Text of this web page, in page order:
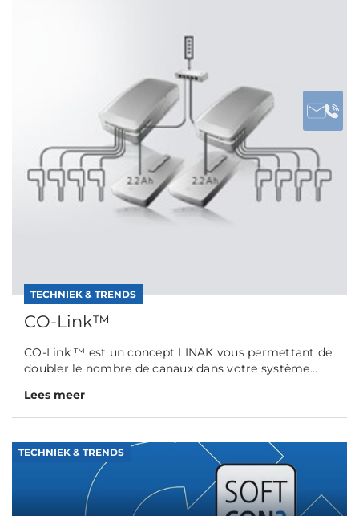
TECHNIEK & TRENDS
CO-Link™
CO-Link ™ est un concept LINAK vous permettant de
doubler le nombre de canaux dans votre système...
Lees meer
TECHNIEK & TRENDS